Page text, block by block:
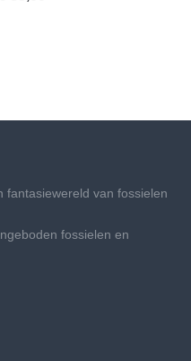
fantasiewereld van fossielen
fossielen en